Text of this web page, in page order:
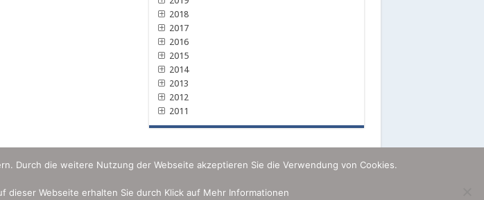
2018
2017
2016
2015
2014
2013
2012
2011
Durch die weitere Nutzung der Webseite akzeptieren Sie die Verwendung von Cookies.
dieser Webseite erhalten Sie durch Klick auf Mehr Informationen